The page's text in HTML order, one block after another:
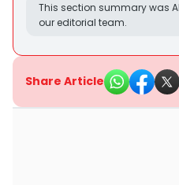
This section summary was
our editorial team.
Share Article